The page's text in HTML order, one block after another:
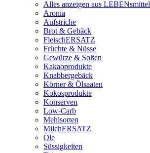
Alles anzeigen aus LEBENsmittel
Aronia
Aufstriche
Brot & Gebäck
FleischERSATZ
Früchte & Nüsse
Gewürze & Soßen
Kakaoprodukte
Knabbergebäck
Körner & Ölsaaten
Kokosprodukte
Konserven
Low-Carb
Mehlsorten
MilchERSATZ
Öle
Süssigkeiten